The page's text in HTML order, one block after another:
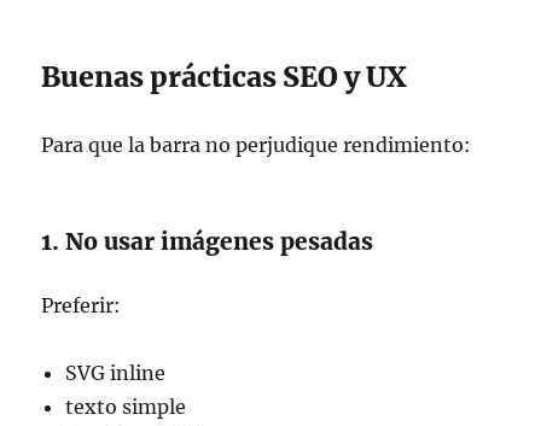
Buenas prácticas SEO y UX
Para que la barra no perjudique rendimiento:
1. No usar imágenes pesadas
Preferir:
SVG inline
texto simple